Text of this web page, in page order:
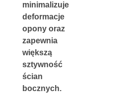
minimalizuje
deformacje
opony oraz
zapewnia
większą
sztywność
ścian
bocznych.